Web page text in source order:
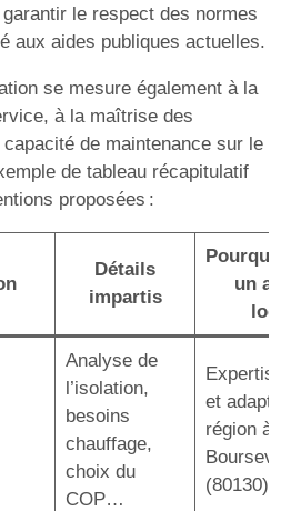
garantir le respect des normes
aux aides publiques actuelles.
se mesure également à la
à la maîtrise des
de maintenance sur le
de tableau récapitulatif
proposées :
Détails
impartis
un
Analyse de
l’isolation,
besoins
chauffage,
choix du
COP…
Expertise
et
région à
(80130)